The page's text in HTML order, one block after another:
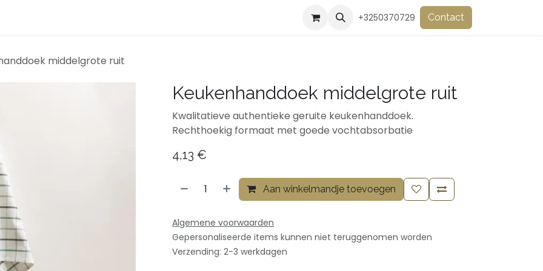
+3250370729 Contact
middelgrote ruit
Keukenhanddoek middelgrote ruit
Kwalitatieve authentieke geruite keukenhanddoek.
Rechthoekig formaat met goede vochtabsorbatie
4,13 €
Aan winkelmandje toevoegen
Algemene voorwaarden
Gepersonaliseerde items kunnen niet teruggenomen worden
Verzending: 2-3 werkdagen